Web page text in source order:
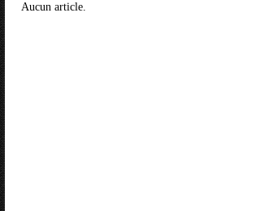
Aucun article.